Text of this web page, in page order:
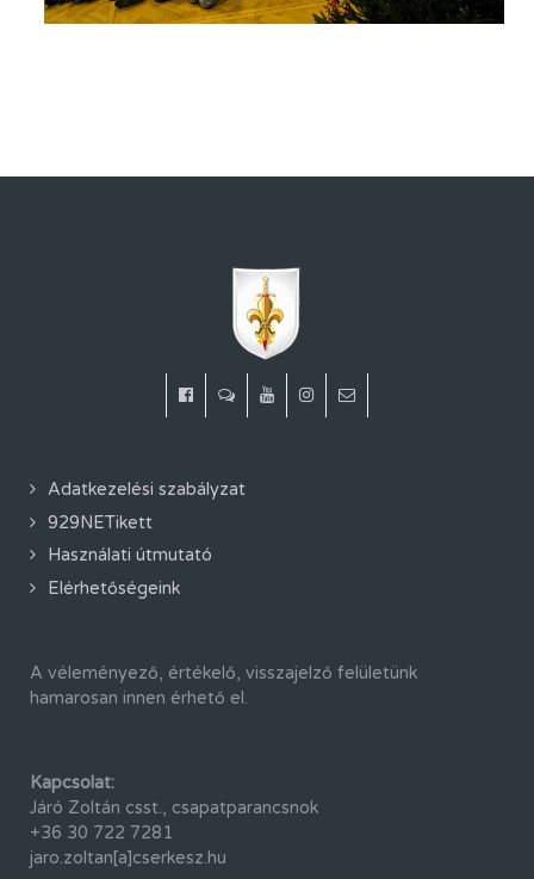
Adatkezelési szabályzat
929NETikett
Használati útmutató
Elérhetőségeink
A véleményező, értékelő, visszajelző felületünk
hamarosan innen érhető el.
Kapcsolat:
Járó Zoltán csst., csapatparancsnok
+36 30 722 7281
jaro.zoltan[a]cserkesz.hu